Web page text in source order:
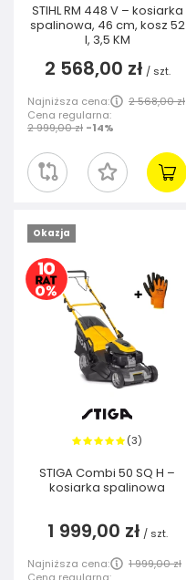
STIHL RM 448 V – kosiarka
spalinowa, 46 cm, kosz 52
l, 3,5 KM
2 568,00 zł / szt.
Najniższa cena:
2 568,00 zł
Cena regularna:
2 999,00 zł -14%
Okazja
(3)
STIGA Combi 50 SQ H –
kosiarka spalinowa
1 999,00 zł / szt.
Najniższa cena:
1 999,00 zł